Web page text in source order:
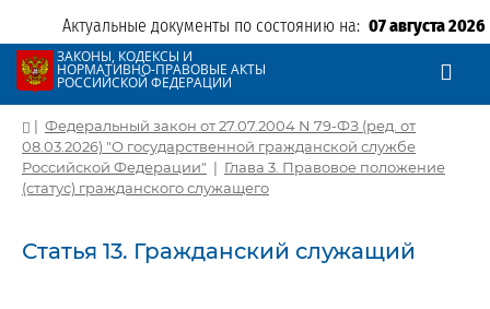
Актуальные документы по состоянию на: 07 августа 2026
ЗАКОНЫ, КОДЕКСЫ И
НОРМАТИВНО-ПРАВОВЫЕ АКТЫ
РОССИЙСКОЙ ФЕДЕРАЦИИ
| Федеральный закон от 27.07.2004 N 79-ФЗ (ред. от
08.03.2026) "О государственной гражданской службе
Российской Федерации" | Глава 3. Правовое положение
(статус) гражданского служащего
Статья 13. Гражданский служащий